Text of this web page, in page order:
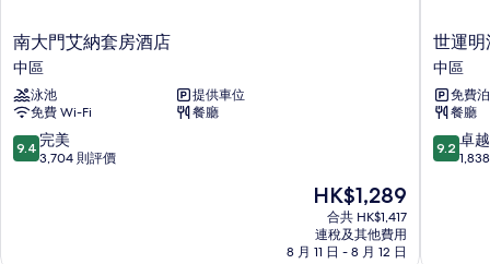
南
大
門
艾
納
套
房
南大門艾納套房酒店
中區
泳池
提供車位
免費 Wi-Fi
餐廳
9.4
分
9.4 完美
3,704 則評價
現
HK$1,289
HK$1,289
合共 HK$1,417
連稅及其他費用
8 月 11 日 - 8 月 12 日
世
運
明
洞
植
物
酒
世運明
中區
免費
餐廳
9.2
分
9.2 卓越